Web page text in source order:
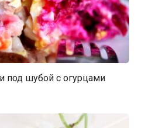
под шубой с огурцами